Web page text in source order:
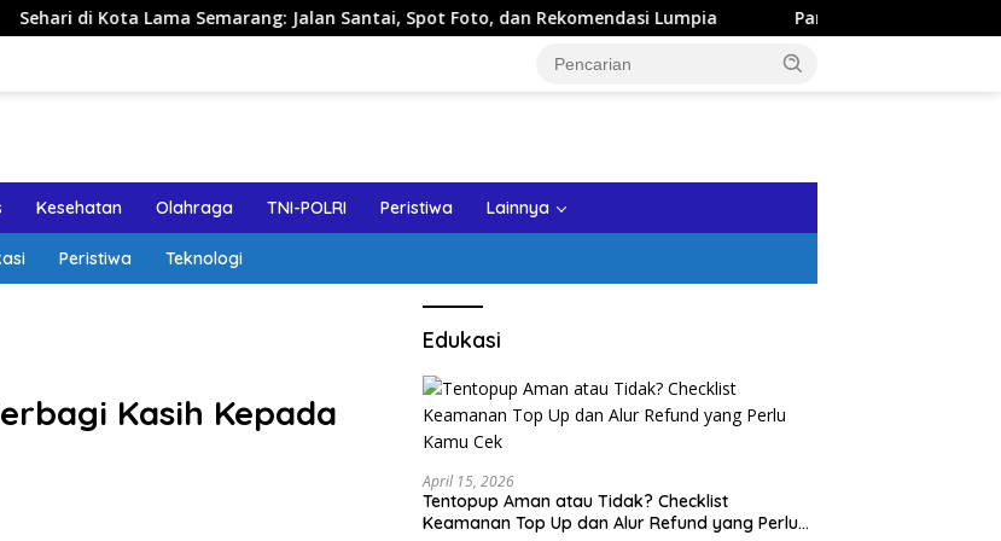
Semarang: Jalan Santai, Spot Foto, dan Rekomendasi Lumpia Panduan Wisata Keluarga ke Kota Batu:
Kesehatan Olahraga TNI-POLRI Peristiwa Lainnya
Peristiwa Teknologi
Kasih Kepada
Edukasi
April 15, 2026
Tentopup Aman atau Tidak? Checklist
Keamanan Top Up dan Alur Refund yang Perlu